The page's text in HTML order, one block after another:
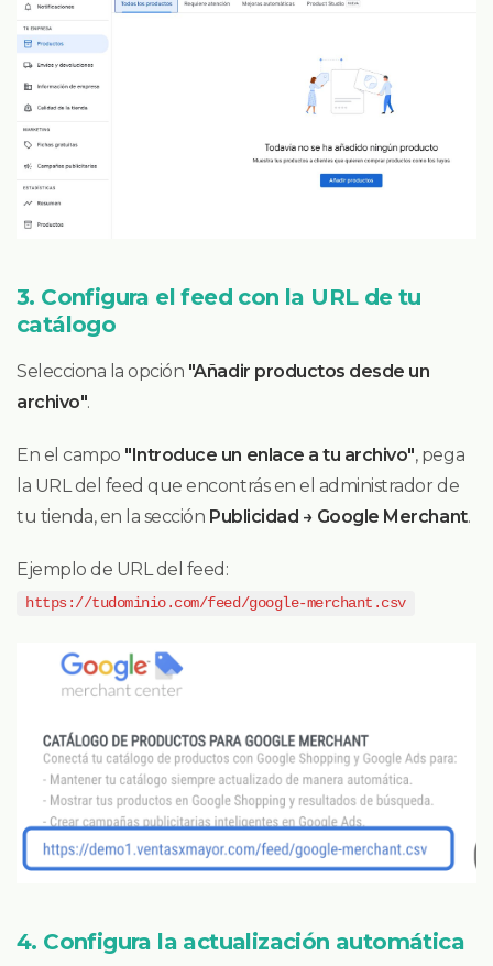
3. Configura el feed con la URL de tu
catálogo
Selecciona la opción "Añadir productos desde un
archivo".
En el campo "Introduce un enlace a tu archivo", pega
la URL del feed que encontrás en el administrador de
tu tienda, en la sección Publicidad → Google Merchant.
Ejemplo de URL del feed:
https://tudominio.com/feed/google-merchant.csv
4. Configura la actualización automática